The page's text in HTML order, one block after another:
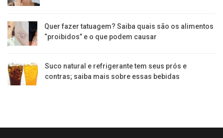
Quer fazer tatuagem? Saiba quais são os alimentos
“proibidos” e o que podem causar
Suco natural e refrigerante tem seus prós e
contras; saiba mais sobre essas bebidas